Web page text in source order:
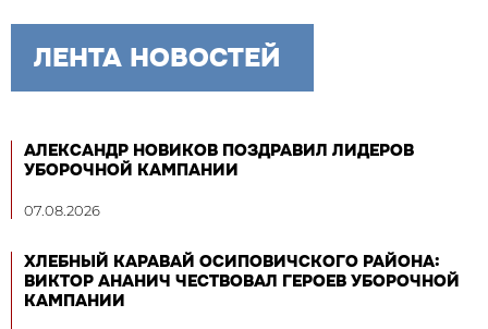
ЛЕНТА НОВОСТЕЙ
АЛЕКСАНДР НОВИКОВ ПОЗДРАВИЛ ЛИДЕРОВ
УБОРОЧНОЙ КАМПАНИИ
07.08.2026
ХЛЕБНЫЙ КАРАВАЙ ОСИПОВИЧСКОГО РАЙОНА:
ВИКТОР АНАНИЧ ЧЕСТВОВАЛ ГЕРОЕВ УБОРОЧНОЙ
КАМПАНИИ